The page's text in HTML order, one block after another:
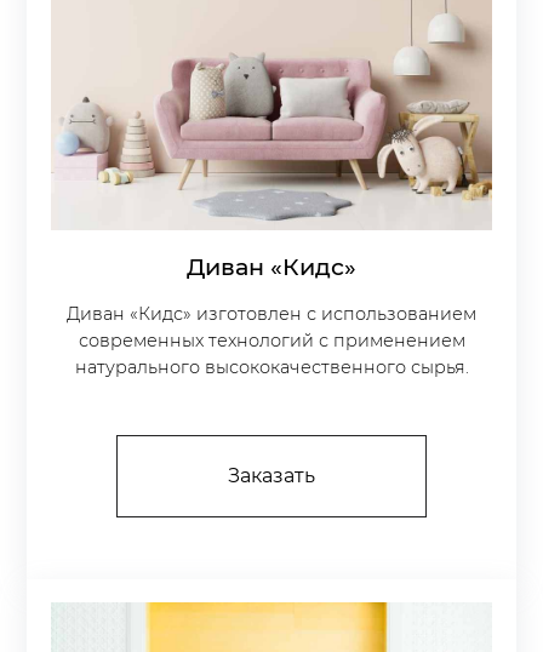
Диван «Кидс»
Диван «Кидс» изготовлен с использованием
современных технологий с применением
натурального высококачественного сырья.
Заказать